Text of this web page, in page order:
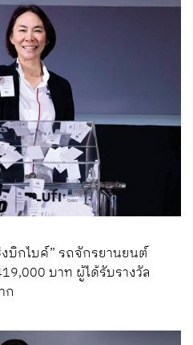
บิกไบค์” รถจักรยานยนต์
บาท ผู้ได้รับรางวัล
ก